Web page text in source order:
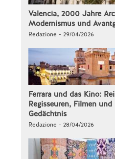
Valencia, 2000 Jahre
Modernismus und
Redazione - 29/04/2026
Ferrara und das Kino:
Regisseuren, Filmen
Gedächtnis
Redazione - 28/04/2026